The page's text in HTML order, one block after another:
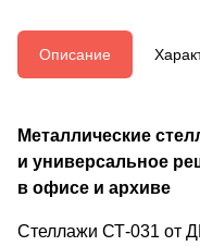
Описание
Металлические
и универсальное
в офисе и архиве
Стеллажи СТ-031 от